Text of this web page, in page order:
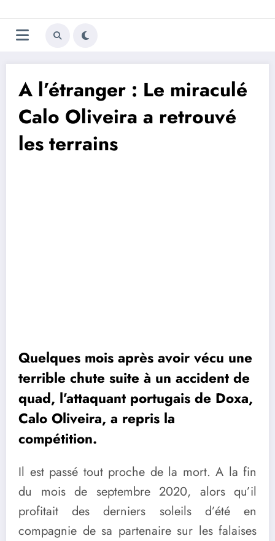
au
contenu
Trivela
L'actualité du football
A l’étranger : Le miraculé
Calo Oliveira a retrouvé
les terrains
Quelques mois après avoir vécu une
terrible chute suite à un accident de
quad, l’attaquant portugais de Doxa,
Calo Oliveira, a repris la
compétition.
Il est passé tout proche de la mort. A la fin
du mois de septembre 2020, alors qu’il
profitait des derniers soleils d’été en
compagnie de sa partenaire sur les falaises